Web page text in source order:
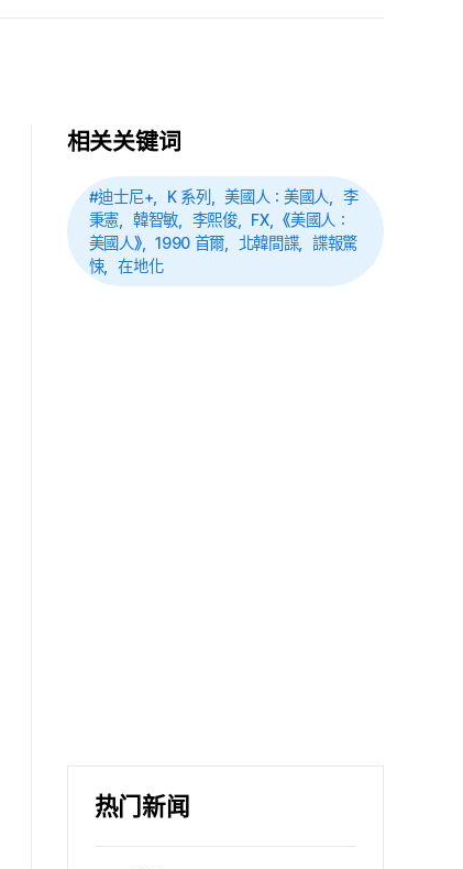
相关关键词
#迪士尼+，K 系列，美國人：美國人，李
秉憲，韓智敏，李熙俊，FX，《美國人：
美國人》，1990 首爾，北韓間諜，諜報驚
悚，在地化
热门新闻